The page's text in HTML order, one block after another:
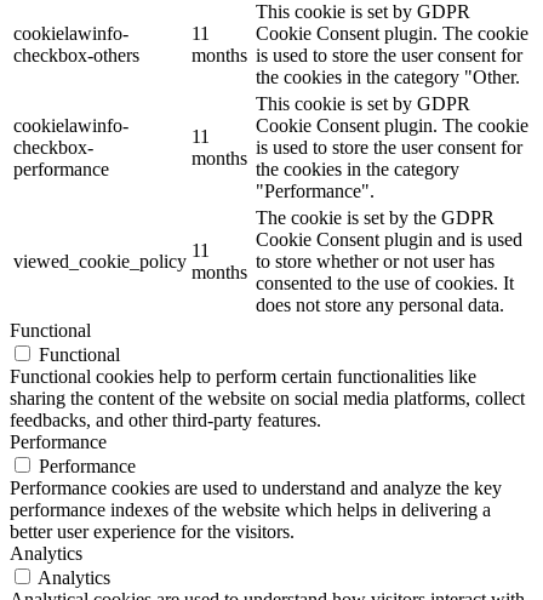
cookielawinfo-
checkbox-others
11
months
This cookie is set by GDPR
Cookie Consent plugin. The cookie
is used to store the user consent for
the cookies in the category "Other.
cookielawinfo-
checkbox-
performance
11
months
This cookie is set by GDPR
Cookie Consent plugin. The cookie
is used to store the user consent for
the cookies in the category
"Performance".
viewed_cookie_policy
11
months
The cookie is set by the GDPR
Cookie Consent plugin and is used
to store whether or not user has
consented to the use of cookies. It
does not store any personal data.
Functional
Functional
Functional cookies help to perform certain functionalities like
sharing the content of the website on social media platforms, collect
feedbacks, and other third-party features.
Performance
Performance
Performance cookies are used to understand and analyze the key
performance indexes of the website which helps in delivering a
better user experience for the visitors.
Analytics
Analytics